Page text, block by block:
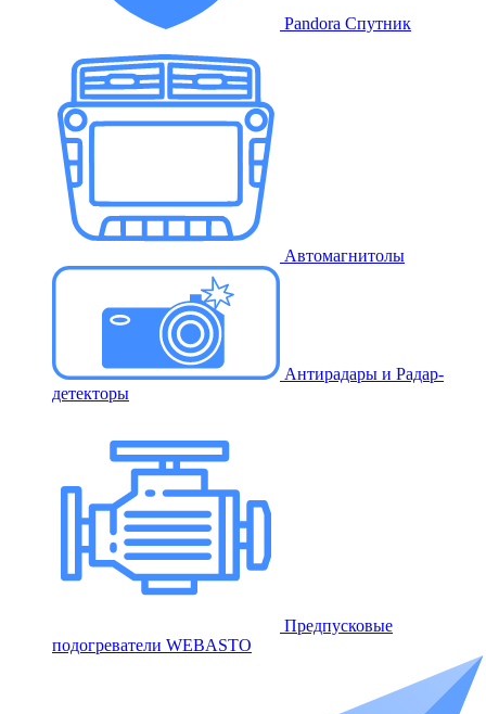
Pandora Спутник
Автомагнитолы
Антирадары и Радар-
детекторы
Предпусковые
подогреватели WEBASTO